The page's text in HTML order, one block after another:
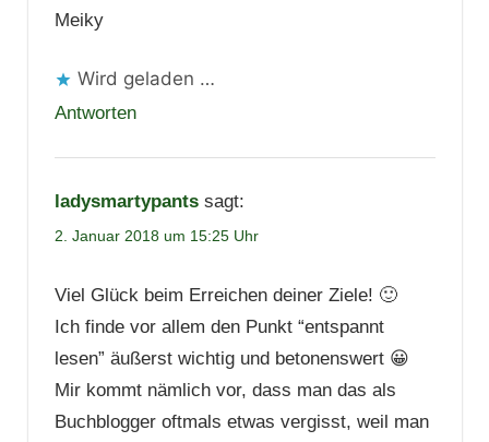
Meiky
Wird geladen …
Antworten
ladysmartypants sagt:
2. Januar 2018 um 15:25 Uhr
Viel Glück beim Erreichen deiner Ziele! 🙂
Ich finde vor allem den Punkt “entspannt
lesen” äußerst wichtig und betonenswert 😀
Mir kommt nämlich vor, dass man das als
Buchblogger oftmals etwas vergisst, weil man